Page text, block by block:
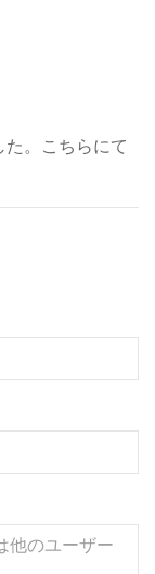
。こちらにて